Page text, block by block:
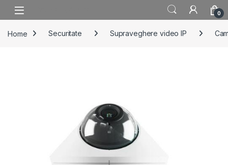
Skip to navigation
Skip to content
0
Home Securitate Supraveghere video IP